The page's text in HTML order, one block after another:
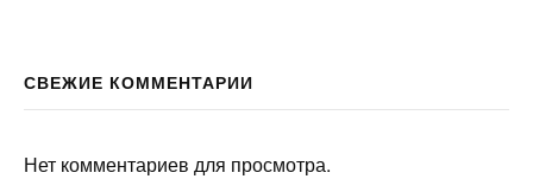
СВЕЖИЕ КОММЕНТАРИИ
Нет комментариев для просмотра.